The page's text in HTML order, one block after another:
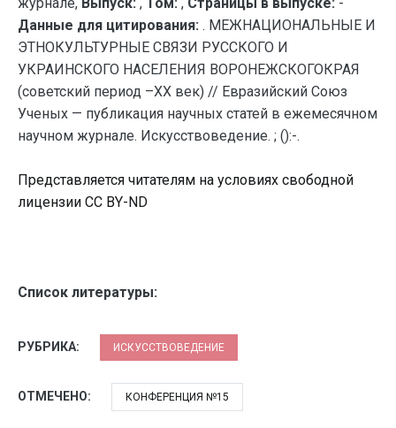
Данные для цитирования: . МЕЖНАЦИОНАЛЬНЫЕ И
ЭТНОКУЛЬТУРНЫЕ СВЯЗИ РУССКОГО И
УКРАИНСКОГО НАСЕЛЕНИЯ ВОРОНЕЖСКОГОКРАЯ
(советский период –ХХ век) // Евразийский Союз
Ученых — публикация научных статей в ежемесячном
научном журнале. Искусствоведение. ; ():-.
Представляется читателям на условиях свободной
лицензии CC BY-ND
Список литературы:
РУБРИКА: ИСКУССТВОВЕДЕНИЕ
ОТМЕЧЕНО: КОНФЕРЕНЦИЯ №15